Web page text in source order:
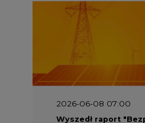
2026-06-08 07:00
Wyszedł raport